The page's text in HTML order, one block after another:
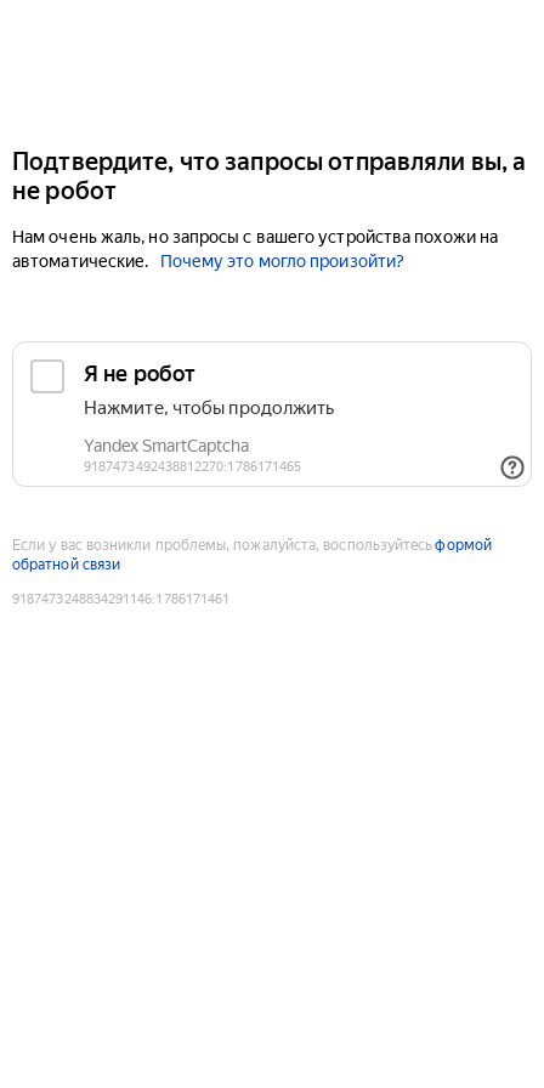
Подтвердите, что запросы отправляли вы, а
не робот
Нам очень жаль, но запросы с вашего устройства похожи на
автоматические.
Почему это могло произойти?
Если у вас возникли проблемы, пожалуйста, воспользуйтесьформой
обратной связи
9187473248834291146:1786171461